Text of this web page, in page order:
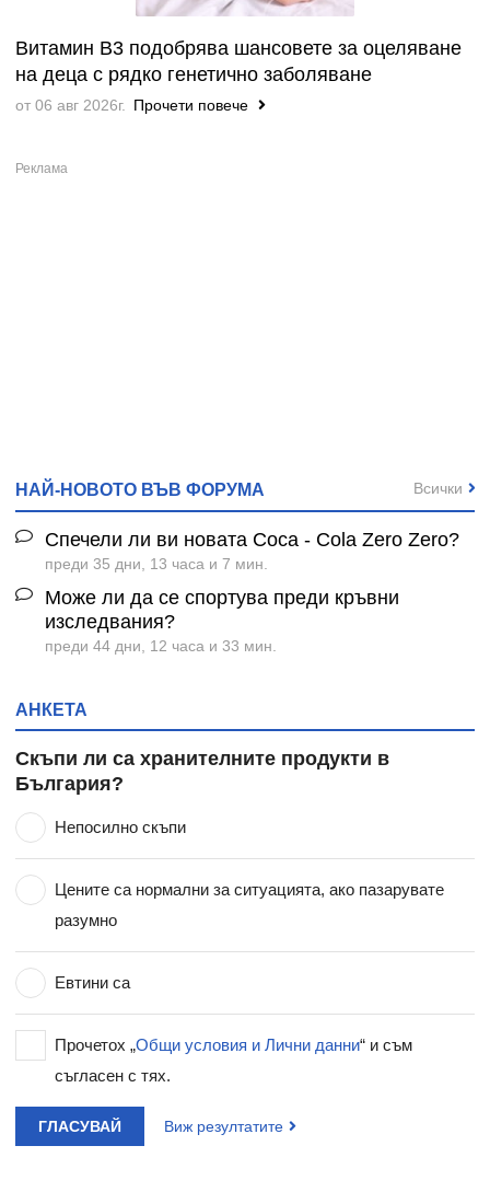
Витамин B3 подобрява шансовете за оцеляване
на деца с рядко генетично заболяване
от 06 авг 2026г. Прочети повече
НАЙ-НОВОТО ВЪВ ФОРУМА
Спечели ли ви новата Coca - Cola Zero Zero?
преди 35 дни, 13 часа и 7 мин.
Може ли да се спортува преди кръвни
изследвания?
преди 44 дни, 12 часа и 33 мин.
Всички
АНКЕТА
Скъпи ли са хранителните продукти в
България?
Непосилно скъпи
Цените са нормални за ситуацията, ако пазарувате
разумно
Евтини са
Прочетох „Общи условия и Лични данни“ и съм
съгласен с тях.
ГЛАСУВАЙ Виж резултатите